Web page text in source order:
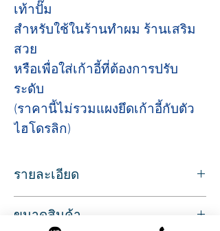
เท้าปั๊ม
สำหรับใช้ในร้านทำผม ร้านเสริม
สวย
หรือเพื่อใส่เก้าอี้ที่ต้องการปรับ
ระดับ
(ราคานี้ไม่รวมแผงยึดเก้าอี้กับตัว
ไฮโดรลิก)
รายละเอียด
เพื่อการทำงานที่มีประสิทธิภาพยิ่งขึ้น
ขนาดสินค้า